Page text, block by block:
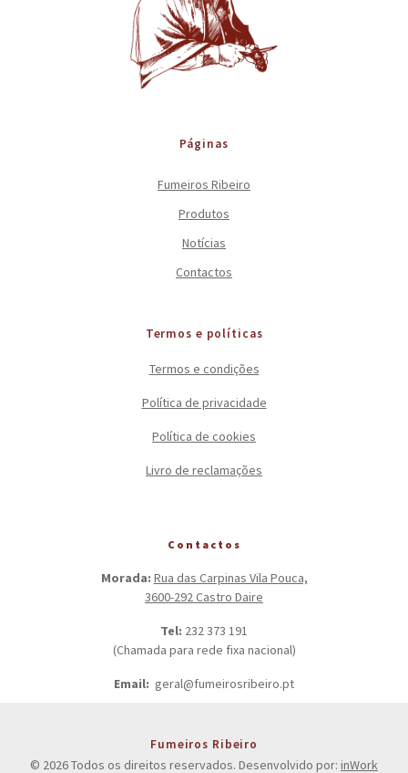
Páginas
Fumeiros Ribeiro
Produtos
Notícias
Contactos
Termos e políticas
Termos e condições
Política de privacidade
Política de cookies
Livro de reclamações
Contactos
Morada: Rua das Carpinas Vila Pouca,
3600-292 Castro Daire
Tel: 232 373 191
(Chamada para rede fixa nacional)
Email: geral@fumeirosribeiro.pt
Fumeiros Ribeiro
© 2026 Todos os direitos reservados. Desenvolvido por: inWork